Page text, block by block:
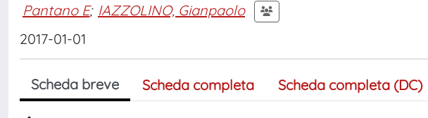
Pantano E; IAZZOLINO, Gianpaolo
2017-01-01
Scheda breve Scheda completa Scheda completa (DC)